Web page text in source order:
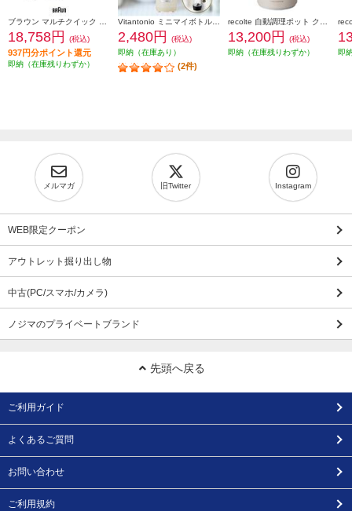
18,758円 (税込)
937円分ポイント還元
即納（在庫残りわずか）
2,480円
(税込)
即納（在庫あり）
(2件)
13,200円
(税込)
即納（在庫残りわずか）
即
メルマガ 旧Twitter Instagram
WEB限定クーポン
アウトレット掘り出し物
中古(PC/スマホ/カメラ)
ノジマのプライベートブランド
先頭へ戻る
ご利用ガイド
よくあるご質問
お問い合わせ
ご利用規約